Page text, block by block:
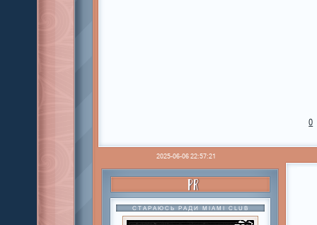
0
2025-06-06 22:57:21
PR
СТАРАЮСЬ РАДИ MIAMI CLUB